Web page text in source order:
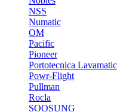
NSS
Numatic
OM
Pacific
Pioneer
Portotecnica Lavamatic
Powr-Flight
Pullman
Rocla
SOOSUNG